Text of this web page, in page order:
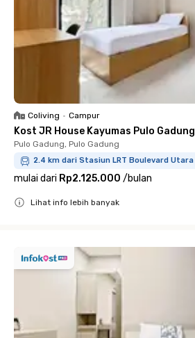
Coliving • Campur
Kost JR House Kayumas Pulo Gadung
Pulo Gadung, Pulo Gadung
2.4 km dari Stasiun LRT Boulevard Utara
mulai dari Rp2.125.000 /bulan
Lihat info lebih banyak